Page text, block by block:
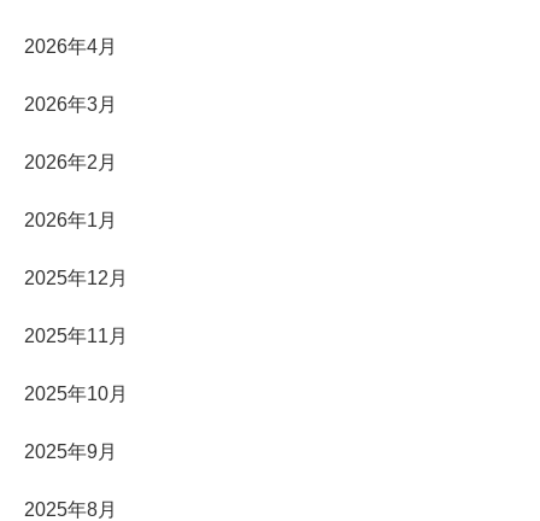
2026年4月
2026年3月
2026年2月
2026年1月
2025年12月
2025年11月
2025年10月
2025年9月
2025年8月